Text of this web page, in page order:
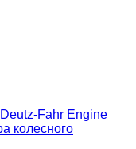
Deutz-Fahr Engine
колесного